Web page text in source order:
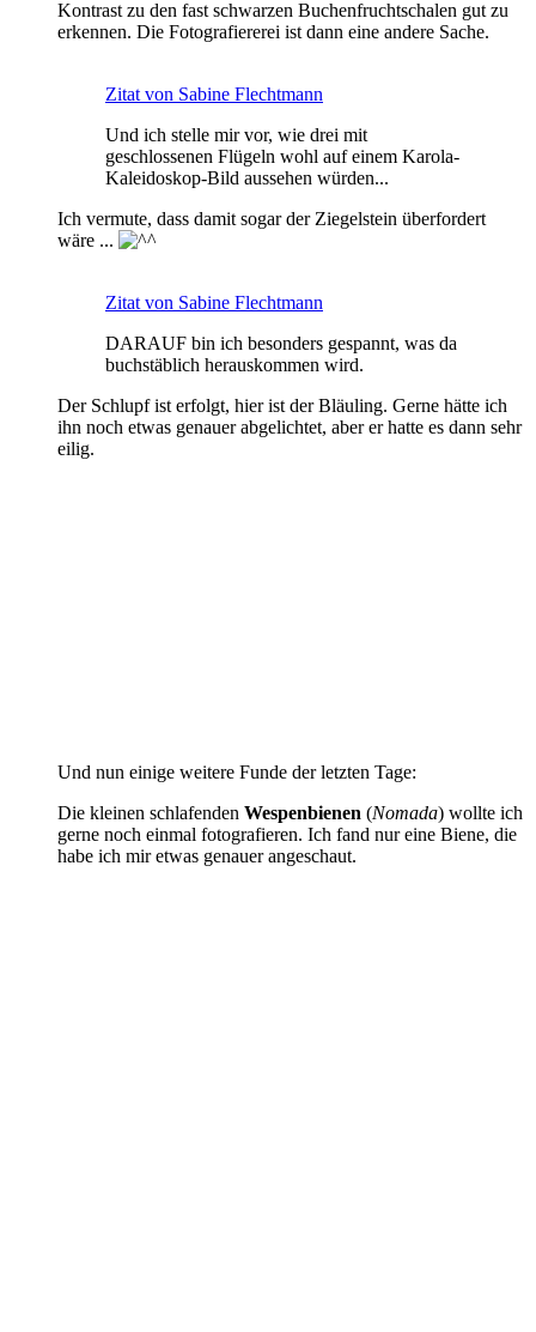
Kontrast zu den fast schwarzen Buchenfruchtschalen gut zu
erkennen. Die Fotografiererei ist dann eine andere Sache.
Zitat von Sabine Flechtmann
Und ich stelle mir vor, wie drei mit
geschlossenen Flügeln wohl auf einem Karola-
Kaleidoskop-Bild aussehen würden...
Ich vermute, dass damit sogar der Ziegelstein überfordert
wäre ...
Zitat von Sabine Flechtmann
DARAUF bin ich besonders gespannt, was da
buchstäblich herauskommen wird.
Der Schlupf ist erfolgt, hier ist der Bläuling. Gerne hätte ich
ihn noch etwas genauer abgelichtet, aber er hatte es dann sehr
eilig.
Und nun einige weitere Funde der letzten Tage:
Die kleinen schlafenden Wespenbienen (Nomada) wollte ich
gerne noch einmal fotografieren. Ich fand nur eine Biene, die
habe ich mir etwas genauer angeschaut.